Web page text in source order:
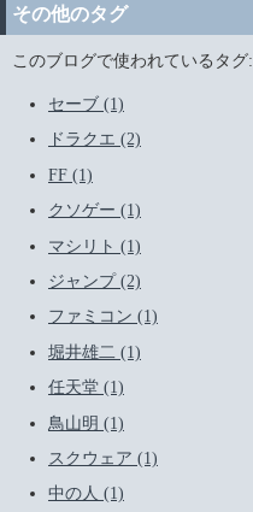
その他のタグ
このブログで使われているタグ:
セーブ (1)
ドラクエ (2)
FF (1)
クソゲー (1)
マシリト (1)
ジャンプ (2)
ファミコン (1)
堀井雄二 (1)
任天堂 (1)
鳥山明 (1)
スクウェア (1)
中の人 (1)